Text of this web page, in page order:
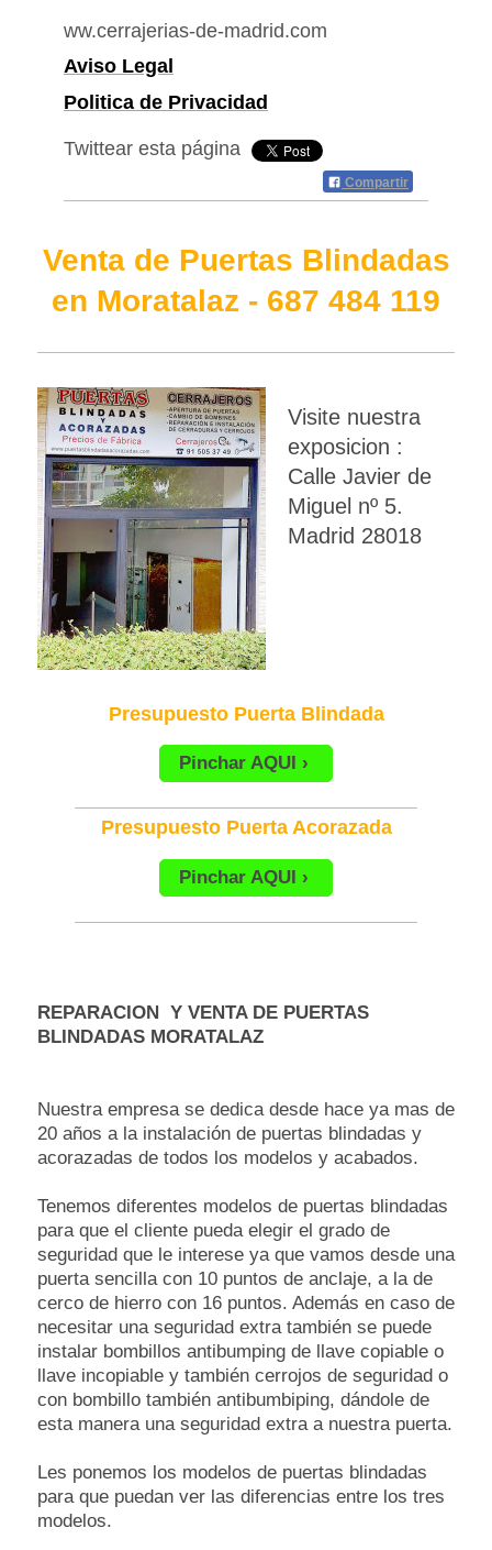
ww.cerrajerias-de-madrid.com
Aviso Legal
Politica de Privacidad
Twittear esta página
Compartir
Venta de Puertas Blindadas
en Moratalaz - 687 484 119
Visite nuestra
exposicion :
Calle Javier de
Miguel nº 5.
Madrid 28018
Presupuesto Puerta Blindada
Pinchar AQUI
Presupuesto Puerta Acorazada
Pinchar AQUI
REPARACION Y VENTA DE PUERTAS
BLINDADAS MORATALAZ
Nuestra empresa se dedica desde hace ya mas de
20 años a la instalación de puertas blindadas y
acorazadas de todos los modelos y acabados.
Tenemos diferentes modelos de puertas blindadas
para que el cliente pueda elegir el grado de
seguridad que le interese ya que vamos desde una
puerta sencilla con 10 puntos de anclaje, a la de
cerco de hierro con 16 puntos. Además en caso de
necesitar una seguridad extra también se puede
instalar bombillos antibumping de llave copiable o
llave incopiable y también cerrojos de seguridad o
con bombillo también antibumbiping, dándole de
esta manera una seguridad extra a nuestra puerta.
Les ponemos los modelos de puertas blindadas
para que puedan ver las diferencias entre los tres
modelos.